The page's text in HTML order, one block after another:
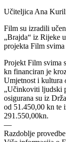
Učiteljica Ana
Film su izradili
„Brajda“ iz Rijeke
projekta Film
Projekt Film svima
kn financiran je
Umjetnost i kultura
„Učinkoviti ljudski
osigurana su iz
od 51.450,00 kn te
291.550,00kn.
—
Razdoblje